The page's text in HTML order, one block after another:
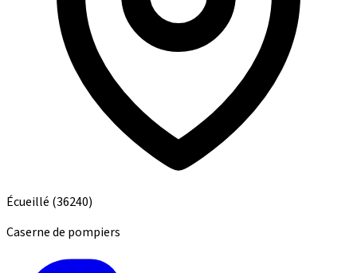
Écueillé (36240)
Caserne de pompiers